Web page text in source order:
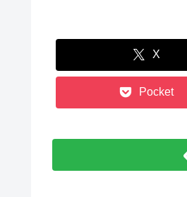
X
Pocket